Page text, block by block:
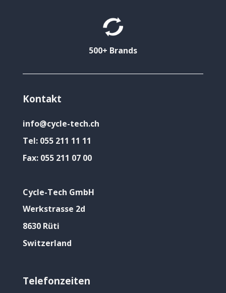
500+ Brands
Kontakt
info@cycle-tech.ch
Tel: 055 211 11 11
Fax: 055 211 07 00
Cycle-Tech GmbH
Werkstrasse 2d
8630 Rüti
Switzerland
Telefonzeiten